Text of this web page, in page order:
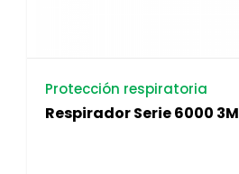
Protección respiratoria
Respirador Serie 6000 3M